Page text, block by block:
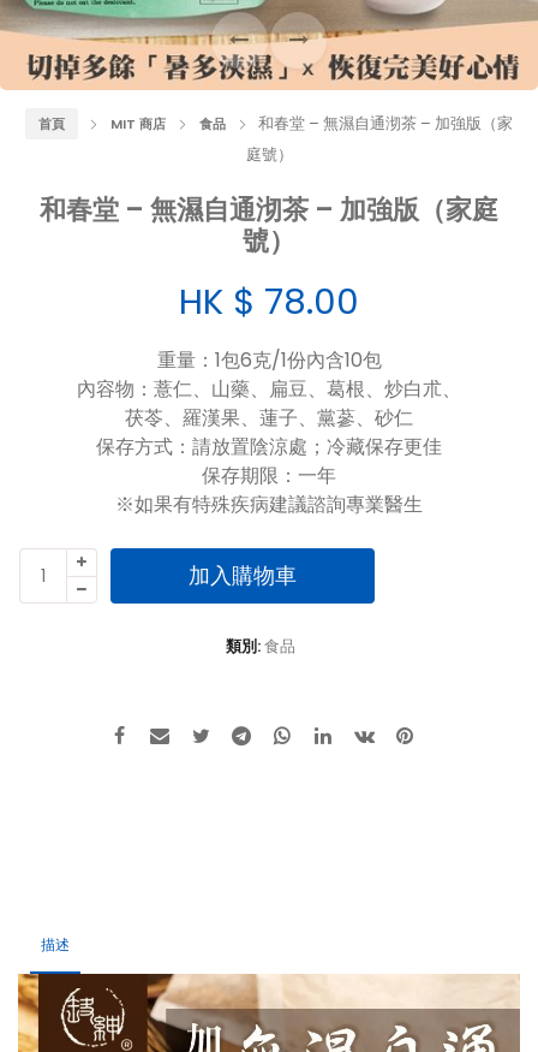
首頁 MIT 商店 食品
和春堂 – 無濕自通沏茶 – 加強版（家
庭號）
和春堂 – 無濕自通沏茶 – 加強版（家庭
號）
HK $ 78.00
重量：1包6克/1份內含10包
內容物：薏仁、山藥、扁豆、葛根、炒白朮、
茯苓、羅漢果、蓮子、黨蔘、砂仁
保存方式：請放置陰涼處；冷藏保存更佳
保存期限：一年
※如果有特殊疾病建議諮詢專業醫生
春
堂
庭
號）
數
量
加入購物車
類別:食品
描述